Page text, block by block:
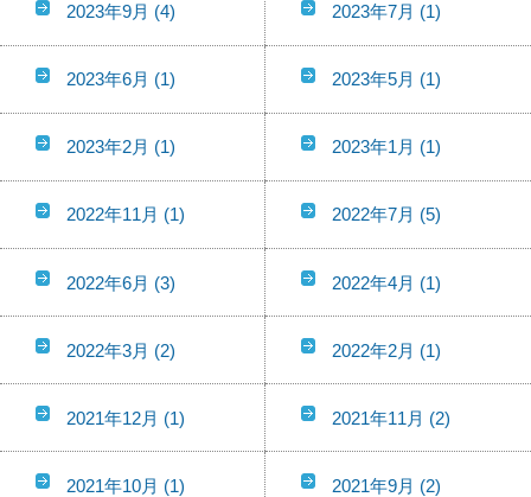
2023年9月 (4) 2023年7月 (1)
2023年6月 (1) 2023年5月 (1)
2023年2月 (1) 2023年1月 (1)
2022年11月 (1) 2022年7月 (5)
2022年6月 (3) 2022年4月 (1)
2022年3月 (2) 2022年2月 (1)
2021年12月 (1) 2021年11月 (2)
2021年10月 (1) 2021年9月 (2)